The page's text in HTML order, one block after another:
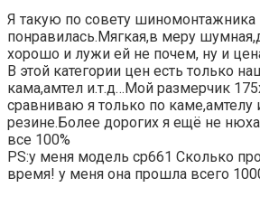
Я такую по совету шиномонтажника
понравилась.Мягкая,в меру
хорошо и лужи ей не почем, ну и
В этой категории цен есть только
кама,амтел и.т.д…Мой размерчик
сравниваю я только по каме,амтелу
резине.Более дорогих я ещё не
все 100%
PS:у меня модель cp661 Сколько
время! у меня она прошла всего